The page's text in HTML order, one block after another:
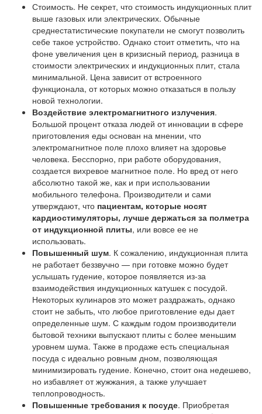
Стоимость. Не секрет, что стоимость индукционных плит
выше газовых или электрических. Обычные
среднестатистические покупатели не смогут позволить
себе такое устройство. Однако стоит отметить, что на
фоне увеличения цен в кризисный период, разница в
стоимости электрических и индукционных плит, стала
минимальной. Цена зависит от встроенного
функционала, от которых можно отказаться в пользу
новой технологии.
Воздействие электромагнитного излучения.
Большой процент отказа людей от инновации в сфере
приготовления еды основан на мнении, что
электромагнитное поле плохо влияет на здоровье
человека. Бесспорно, при работе оборудования,
создается вихревое магнитное поле. Но вред от него
абсолютно такой же, как и при использовании
мобильного телефона. Производители и сами
утверждают, что пациентам, которые носят
кардиостимуляторы, лучше держаться за полметра
от индукционной плиты, или вовсе ее не
использовать.
Повышенный шум. К сожалению, индукционная плита
не работает беззвучно — при готовке можно будет
услышать гудение, которое появляется из-за
взаимодействия индукционных катушек с посудой.
Некоторых кулинаров это может раздражать, однако
стоит не забыть, что любое приготовление еды дает
определенные шум. С каждым годом производители
бытовой техники выпускают плиты с более меньшим
уровнем шума. Также в продаже есть специальная
посуда с идеально ровным дном, позволяющая
минимизировать гудение. Конечно, стоит она недешево,
но избавляет от жужжания, а также улучшает
теплопроводность.
Повышенные требования к посуде. Приобретая